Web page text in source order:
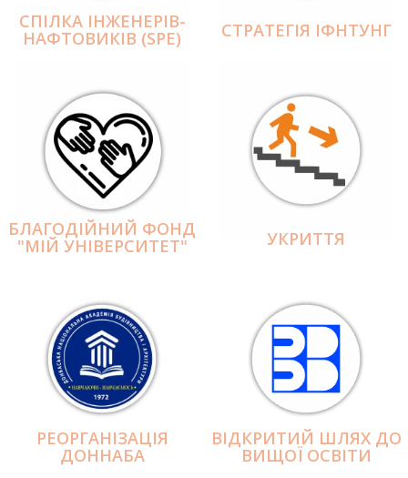
СПІЛКА ІНЖЕНЕРІВ-
НАФТОВИКІВ (SPE) СТРАТЕГІЯ ІФНТУНГ
БЛАГОДІЙНИЙ ФОНД
"МІЙ УНІВЕРСИТЕТ" УКРИТТЯ
РЕОРГАНІЗАЦІЯ
ДОННАБА
ВІДКРИТИЙ ШЛЯХ ДО
ВИЩОЇ ОСВІТИ